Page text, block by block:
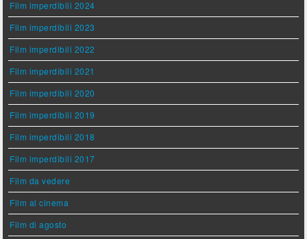
Film imperdibili 2024
Film imperdibili 2023
Film imperdibili 2022
Film imperdibili 2021
Film imperdibili 2020
Film imperdibili 2019
Film imperdibili 2018
Film imperdibili 2017
Film da vedere
Film al cinema
Film di agosto